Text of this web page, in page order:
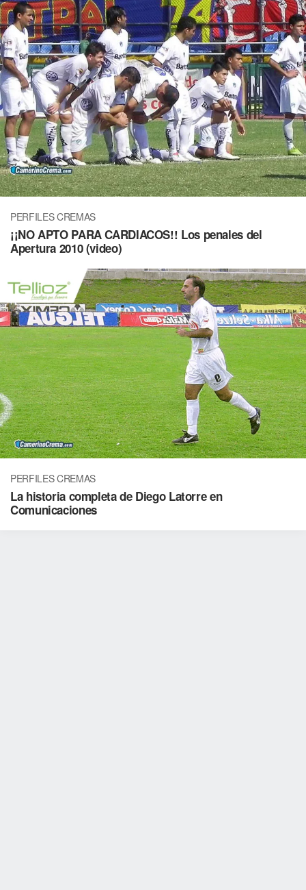
PERFILES CREMAS
¡¡NO APTO PARA CARDIACOS!! Los penales del
Apertura 2010 (video)
PERFILES CREMAS
La historia completa de Diego Latorre en
Comunicaciones